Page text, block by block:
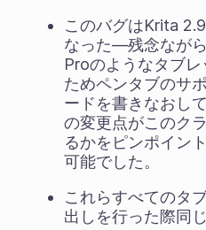
このバグはKrita
なった―残念なが
Proのようなタブ
ためペンタブのサ
ードを書きなおし
の変更点がこのク
るかをピンポイン
可能でした。
これらすべてのタ
出しを行った際同